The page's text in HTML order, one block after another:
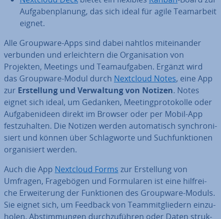
Auf­ga­ben­pla­nung, das sich ideal für agile Team­ar­beit
eignet.
Alle Groupware-Apps sind dabei nahtlos mit­ein­an­der
verbunden und er­leich­tern die Or­ga­ni­sa­ti­on von
Projekten, Meetings und Team­auf­ga­ben. Ergänzt wird
das Groupware-Modul durch Nextcloud Notes, eine App
zur Er­stel­lung und Ver­wal­tung von Notizen. Notes
eignet sich ideal, um Gedanken, Mee­ting­pro­to­kol­le oder
Auf­ga­ben­ideen direkt im Browser oder per Mobil-App
fest­zu­hal­ten. Die Notizen werden au­to­ma­tisch syn­chro­ni­
siert und können über Schlag­wor­te und Such­funk­tio­nen
or­ga­ni­siert werden.
Auch die App Nextcloud Forms zur Er­stel­lung von
Umfragen, Fra­ge­bö­gen und For­mu­la­ren ist eine hilf­rei­
che Er­wei­te­rung der Funk­tio­nen des Groupware-Moduls.
Sie eignet sich, um Feedback von Team­mit­glie­dern ein­zu­
ho­len, Ab­stim­mun­gen durch­zu­füh­ren oder Daten struk­